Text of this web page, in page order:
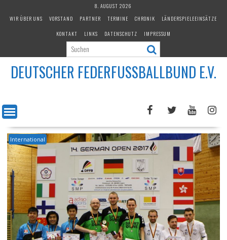
8. AUGUST 2026
WIR ÜBER UNS
VORSTAND PARTNER TERMINE CHRONIK
LÄNDERSPIELEEINSÄTZE
KONTAKT
LINKS DATENSCHUTZ IMPRESSUM
DEUTSCHER FEDERFUSSBALLBUND E.V.
International